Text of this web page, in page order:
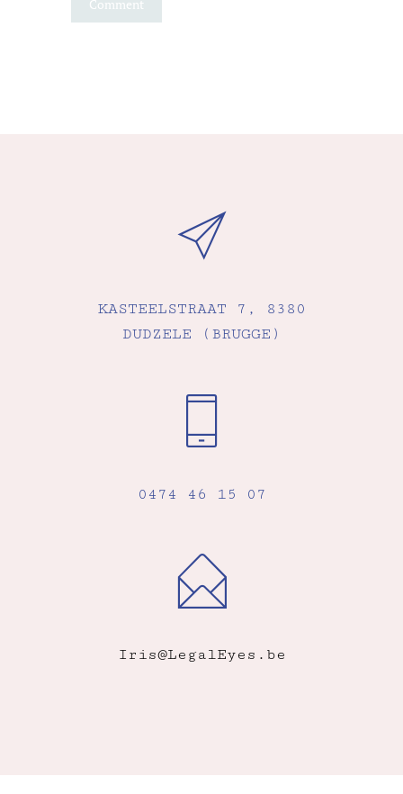
KASTEELSTRAAT 7, 8380
DUDZELE (BRUGGE)
0474 46 15 07
Iris@LegalEyes.be